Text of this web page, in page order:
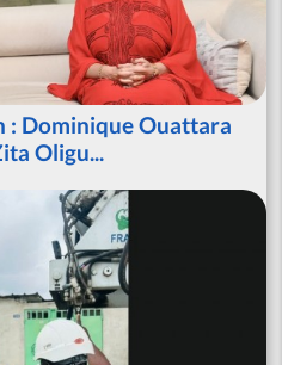
: Dominique Ouattara
Oligu...